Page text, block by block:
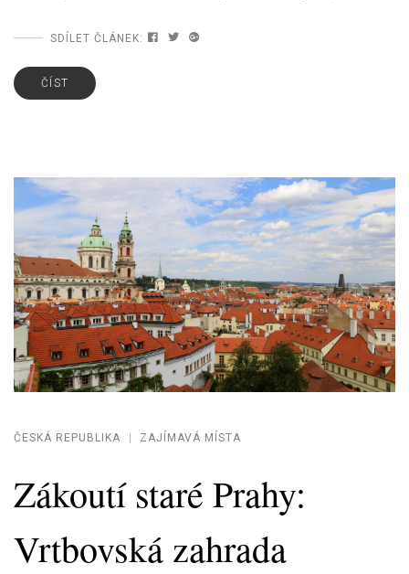
SDÍLET ČLÁNEK:
ČÍST
ČESKÁ REPUBLIKA ZAJÍMAVÁ MÍSTA
Zákoutí staré Prahy:
Vrtbovská zahrada